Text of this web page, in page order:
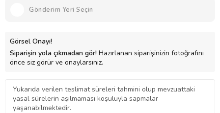
Gönderim Yeri Seçin
Görsel Onayı!
Siparişin yola çıkmadan gör! Hazırlanan siparişinizin fotoğrafını
önce siz görür ve onaylarsınız.
Yukarıda verilen teslimat süreleri tahmini olup mevzuattaki
yasal sürelerin aşılmaması koşuluyla sapmalar
yaşanabilmektedir.